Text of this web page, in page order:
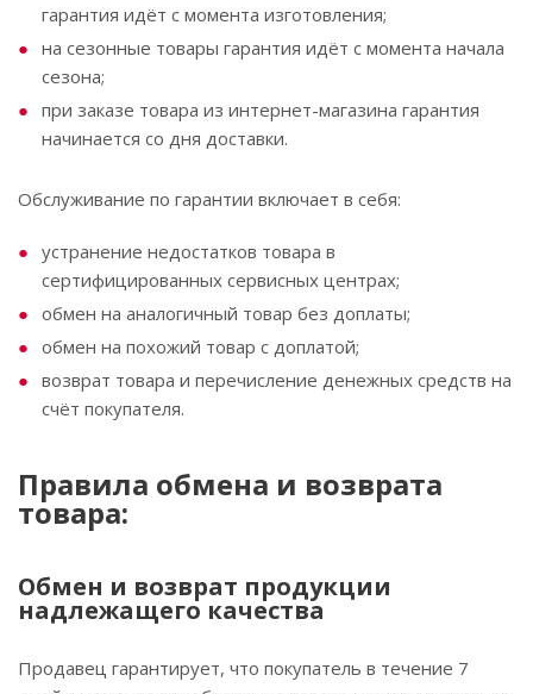
гарантия идёт с момента изготовления;
на сезонные товары гарантия идёт с момента начала
сезона;
при заказе товара из интернет-магазина гарантия
начинается со дня доставки.
Обслуживание по гарантии включает в себя:
устранение недостатков товара в
сертифицированных сервисных центрах;
обмен на аналогичный товар без доплаты;
обмен на похожий товар с доплатой;
возврат товара и перечисление денежных средств на
счёт покупателя.
Правила обмена и возврата
товара:
Обмен и возврат продукции
надлежащего качества
Продавец гарантирует, что покупатель в течение 7